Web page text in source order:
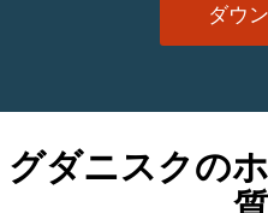
ダウ
グダニスクの